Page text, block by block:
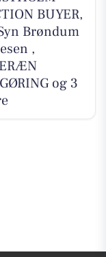
BUYER,
Brøndum
,
og 3